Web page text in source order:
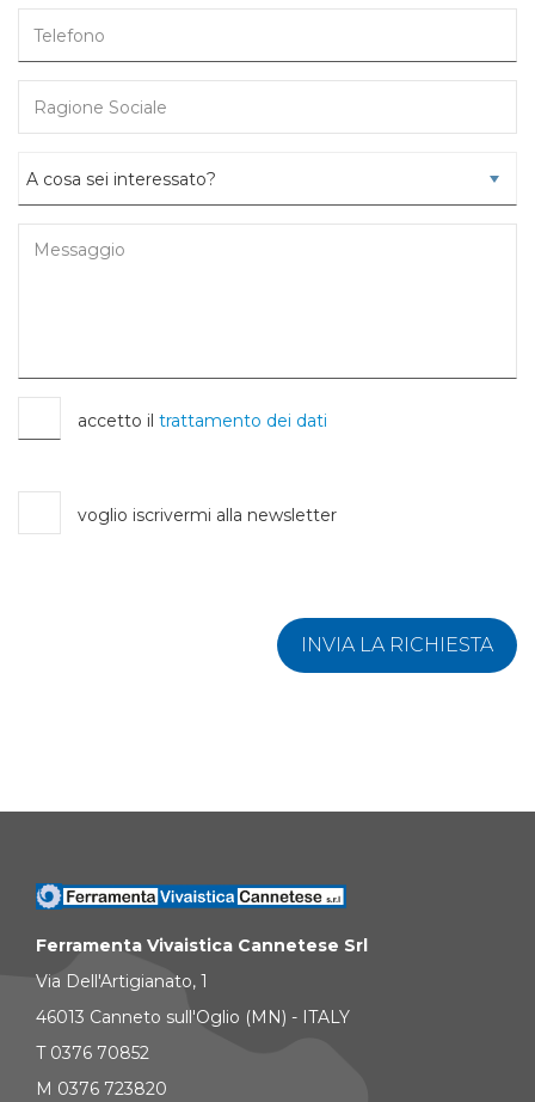
accetto il trattamento dei dati
voglio iscrivermi alla newsletter
INVIA LA RICHIESTA
Ferramenta Vivaistica Cannetese Srl
Via Dell'Artigianato, 1
46013 Canneto sull'Oglio (MN) - ITALY
T 0376 70852
M 0376 723820